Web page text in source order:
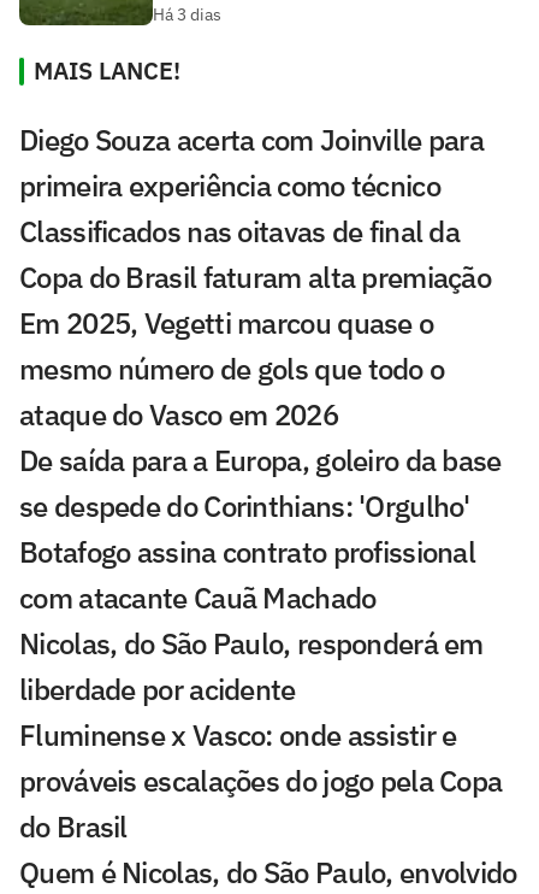
Há 3 dias
MAIS LANCE!
Diego Souza acerta com Joinville para
primeira experiência como técnico
Classificados nas oitavas de final da
Copa do Brasil faturam alta premiação
Em 2025, Vegetti marcou quase o
mesmo número de gols que todo o
ataque do Vasco em 2026
De saída para a Europa, goleiro da base
se despede do Corinthians: 'Orgulho'
Botafogo assina contrato profissional
com atacante Cauã Machado
Nicolas, do São Paulo, responderá em
liberdade por acidente
Fluminense x Vasco: onde assistir e
prováveis escalações do jogo pela Copa
do Brasil
Quem é Nicolas, do São Paulo, envolvido